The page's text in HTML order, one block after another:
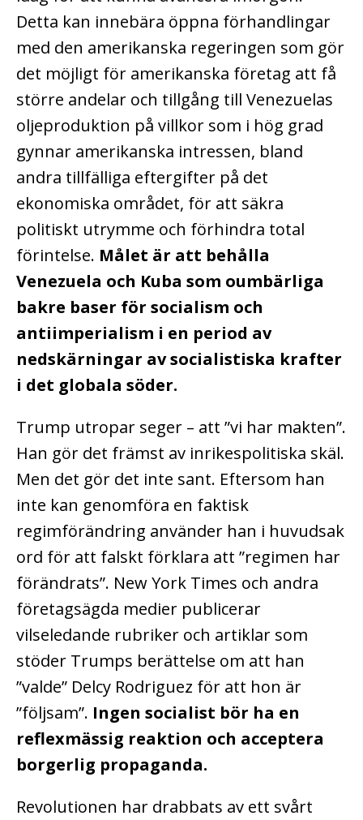
Detta kan innebära öppna förhandlingar
med den amerikanska regeringen som gör
det möjligt för amerikanska företag att få
större andelar och tillgång till Venezuelas
oljeproduktion på villkor som i hög grad
gynnar amerikanska intressen, bland
andra tillfälliga eftergifter på det
ekonomiska området, för att säkra
politiskt utrymme och förhindra total
förintelse. Målet är att behålla
Venezuela och Kuba som oumbärliga
bakre baser för socialism och
antiimperialism i en period av
nedskärningar av socialistiska krafter
i det globala söder.
Trump utropar seger – att ”vi har makten”.
Han gör det främst av inrikespolitiska skäl.
Men det gör det inte sant. Eftersom han
inte kan genomföra en faktisk
regimförändring använder han i huvudsak
ord för att falskt förklara att ”regimen har
förändrats”. New York Times och andra
företagsägda medier publicerar
vilseledande rubriker och artiklar som
stöder Trumps berättelse om att han
”valde” Delcy Rodriguez för att hon är
”följsam”. Ingen socialist bör ha en
reflexmässig reaktion och acceptera
borgerlig propaganda.
Revolutionen har drabbats av ett svårt